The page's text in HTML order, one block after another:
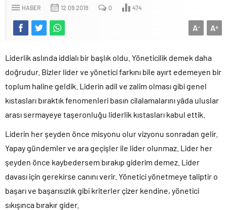
HABER 12.09.2019 0 474
A+
A-
Liderlik aslında iddialı bir başlık oldu. Yöneticilik demek daha
doğrudur. Bizler lider ve yönetici farkını bile ayırt edemeyen bir
toplum haline geldik. Liderin adil ve zalim olması gibi genel
kıstasları bıraktık fenomenleri basın cilalamalarını yâda uluslar
arası sermayeye taşeronluğu liderlik kıstasları kabul ettik.
Liderin her şeyden önce misyonu olur vizyonu sonradan gelir.
Yapay gündemler ve ara geçişler ile lider olunmaz. Lider her
şeyden önce kaybedersem bırakıp giderim demez. Lider
davası için gerekirse canını verir. Yönetici yönetmeye taliptir o
başarı ve başarısızlık gibi kriterler çizer kendine, yönetici
sıkışınca bırakır gider.